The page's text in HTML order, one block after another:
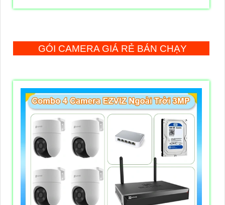
GÓI CAMERA GIÁ RẺ BÁN CHẠY